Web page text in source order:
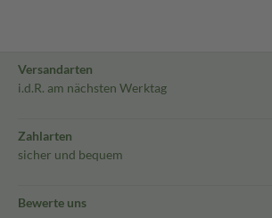
Versandarten
i.d.R. am nächsten Werktag
Zahlarten
sicher und bequem
Bewerte uns